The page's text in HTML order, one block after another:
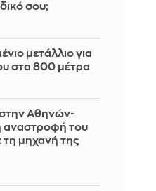
σου;
μετάλλιο για
στα 800 μέτρα
στην Αθηνών-
αναστροφή του
τη μηχανή της